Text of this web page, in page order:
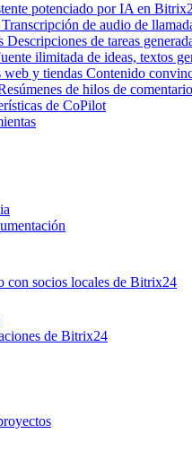
potenciado por IA en
Transcripción de audio de
Descripciones de tareas
ilimitada de ideas, textos
web y tiendas Contenido
de hilos de
de CoPilot
con socios locales de Bitrix24
de Bitrix24